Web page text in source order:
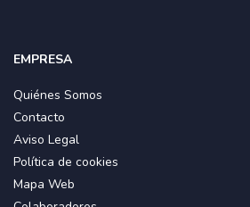
EMPRESA
Quiénes Somos
Contacto
Aviso Legal
Política de cookies
Mapa Web